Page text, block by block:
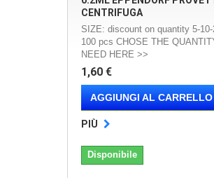
CENTRIFUGA
SIZE: discount on quantity 5-10-
100 pcs CHOSE THE
NEED HERE >>
1,60 €
AGGIUNGI AL CARRELLO
PIÙ
Disponibile